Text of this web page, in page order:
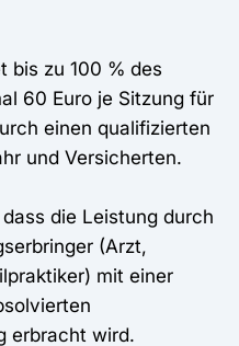
bis zu 100 % des
60 Euro je Sitzung für
einen qualifizierten
und Versicherten.
die Leistung durch
(Arzt,
mit einer
erbracht wird.